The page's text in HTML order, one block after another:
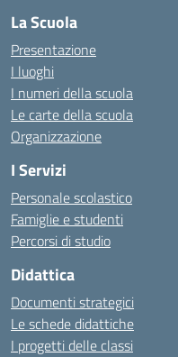
La Scuola
Presentazione
I luoghi
I numeri della scuola
Le carte della scuola
Organizzazione
I Servizi
Personale scolastico
Famiglie e studenti
Percorsi di studio
Didattica
Documenti strategici
Le schede didattiche
I progetti delle classi